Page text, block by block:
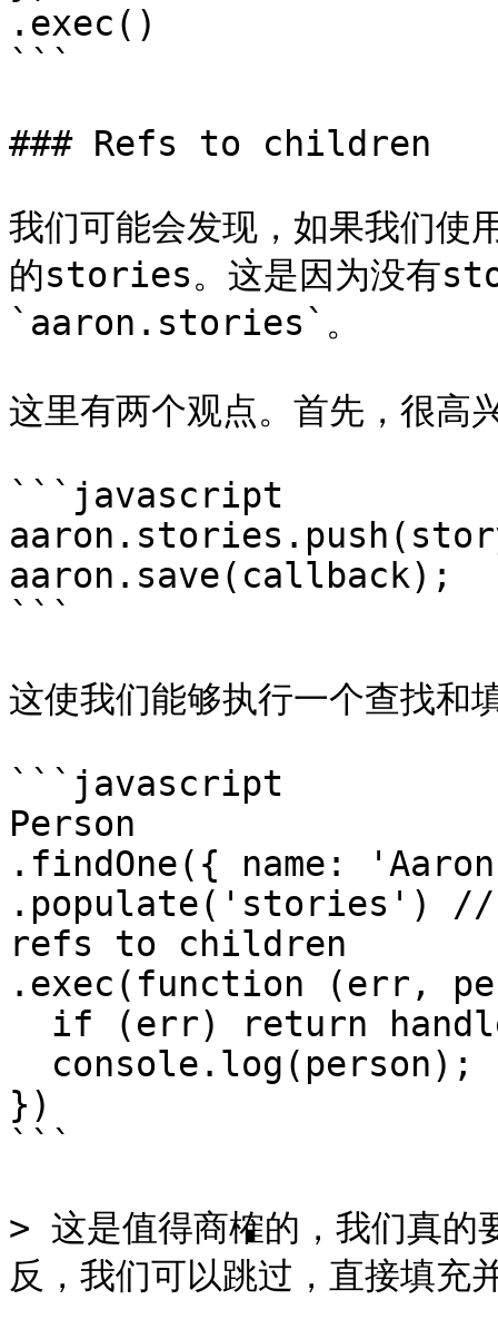
.exec()
```
### Refs to children
我们可能会发现，如果我们使
的stories。这是因为没有
`aaron.stories`。
这里有两个观点。首先，很
```javascript
aaron.save(callback);
```
这使我们能够执行一个查找和
```javascript
Person
.findOne({ name:
.populate('stories') //
refs to children
.exec(function (err,
})
```
> 这是值得商榷的，我们真的
反，我们可以跳过，直接填